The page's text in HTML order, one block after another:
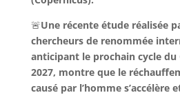
🚨Une récente étude réalisée
chercheurs de renommée
anticipant le prochain cycle du
2027, montre que le
causé par l’homme